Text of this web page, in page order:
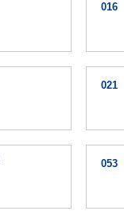
016
021
053